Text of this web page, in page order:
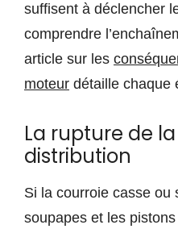
suffisent à déclencher
comprendre
article sur les
moteur détaille chaque
La rupture de
distribution
Si la courroie casse ou
soupapes et les